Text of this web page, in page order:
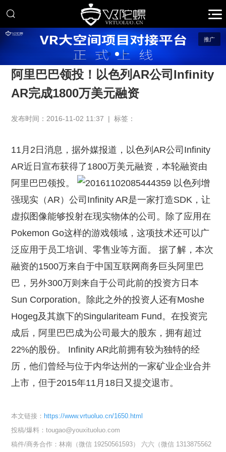
推广
阿里巴巴领投！以色列AR公司Infinity
AR完成1800万美元融资
发布时间：2016-11-02 11:37 | 标签：
11月2日消息，据外媒报道，以色列AR公司Infinity
AR近日宣布获得了1800万美元融资，本轮融资由
阿里巴巴领投。
以色列增
强现实（AR）公司Infinity AR是一家打造SDK，让
虚拟图像能够投射在现实物体的公司。除了应用在
Pokemon Go这样的游戏领域，这项技术还可以广
泛应用于员工培训、零售业等方面。 据了解，本次
融资的1500万来自于中国互联网商务巨头阿里巴
巴，另外300万则来自于公司此前的投资方日本
Sun Corporation。除此之外的投资人还有Moshe
Hogeg及其旗下的Singulariteam Fund。在投资完
成后，阿里巴巴成为公司最大的股东，拥有超过
22%的股份。 Infinity AR此前拥有较为独特的经
历，他们曾经与位于内华达州的一家矿业企业合并
上市，但于2015年11月18日又提交退市。
本文链接： https://www.vrtuoluo.cn/1650.html
投稿/爆料：tougao@youxituoluo.com
稿件/商务合作：林南（微信 19250561593） 六六（微信 1313875562